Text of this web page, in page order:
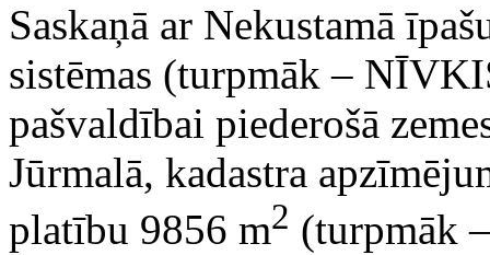
Saskaņā ar Nekustamā
sistēmas (turpmāk –
pašvaldībai piederošā
Jūrmalā, kadastra
platību 9856 m2 (turpmāk